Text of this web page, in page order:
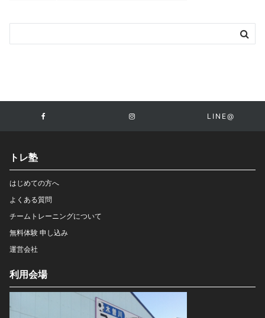
LINE@
トレ塾
はじめての方へ
よくある質問
チームトレーニングについて
無料体験 申し込み
運営会社
利用会場